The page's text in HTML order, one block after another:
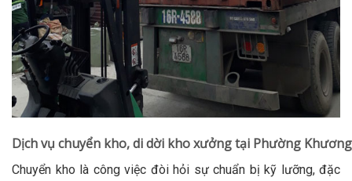
Dịch vụ chuyển kho, di dời kho xưởng tại Phường
Chuyển kho là công việc đòi hỏi sự chuẩn bị kỹ lưỡng, đặc